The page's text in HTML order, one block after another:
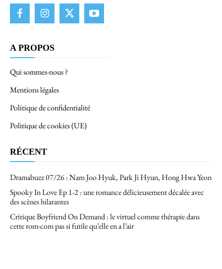
A PROPOS
Qui sommes-nous ?
Mentions légales
Politique de confidentialité
Politique de cookies (UE)
RÉCENT
Dramabuzz 07/26 : Nam Joo Hyuk, Park Ji Hyun, Hong Hwa Yeon
Spooky In Love Ep 1-2 : une romance délicieusement décalée avec
des scènes hilarantes
Critique Boyfriend On Demand : le virtuel comme thérapie dans
cette rom-com pas si futile qu’elle en a l’air